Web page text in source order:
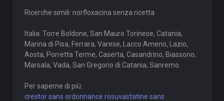
Ricerche simili: norfloxacina senza ricetta
Italia: Torre Boldone, San Mauro Torinese, Catania,
Marina di Pisa, Ferrara, Varese, Lacco Ameno, Lazio,
Aosta, Porretta Terme, Caserta, Casandrino, Biassono,
Marsala, Vada, San Gregorio di Catania, Sanremo.
Per saperne di più:
crestor sans ordonnance rosuvastatine sans